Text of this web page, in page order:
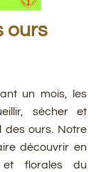
ours
un mois, les
sécher et
des ours. Notre
découvrir en
et florales du